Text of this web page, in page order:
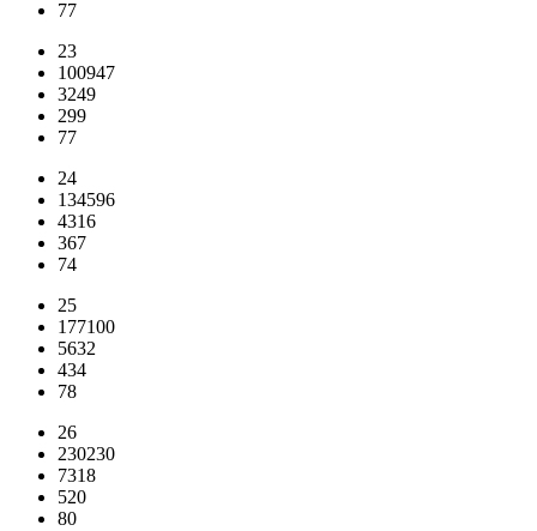
77
23
100947
3249
299
77
24
134596
4316
367
74
25
177100
5632
434
78
26
230230
7318
520
80